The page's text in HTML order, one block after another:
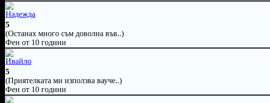
Надежда
5
(Останах много съм доволна във..)
Фен от 10 години
Ивайло
5
(Приятелката ми използва вауче..)
Фен от 10 години